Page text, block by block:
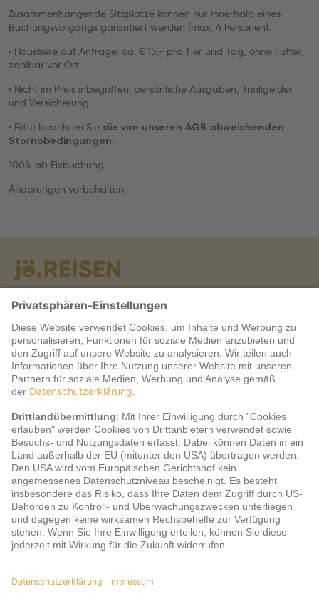
Zusammenhängende Sitzplätze können nur innerhalb eines
Buchungsvorgangs garantiert werden (max. 4 Personen).
• Haustiere auf Anfrage: ca. € 15.- pro Tier und Tag, ohne Futter,
zahlbar vor Ort
• Nicht im Preis inbegriffen: persönliche Ausgaben, Trinkgelder
und Versicherung
• Bitte beachten Sie die von unseren AGB abweichenden
Stornobedingungen:
100% ab Fixbuchung.
Änderungen vorbehalten.
Warum jö?
Service
jö Bonus Club Partner
Zahlungsarten & Sicherheit